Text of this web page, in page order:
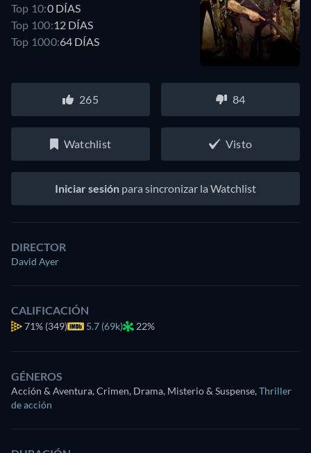
Top 10:0 DÍAS
Top 100:12 DÍAS
Top 1000:64 DÍAS
265 84
Watchlist Visto
Iniciar sesión para sincronizar la Watchlist
DIRECTOR
David Ayer
CALIFICACIÓN
71% (349) 5.7 (69k) 22%
GÉNEROS
Acción & Aventura, Crimen, Drama, Misterio & Suspense,Thriller
de acción